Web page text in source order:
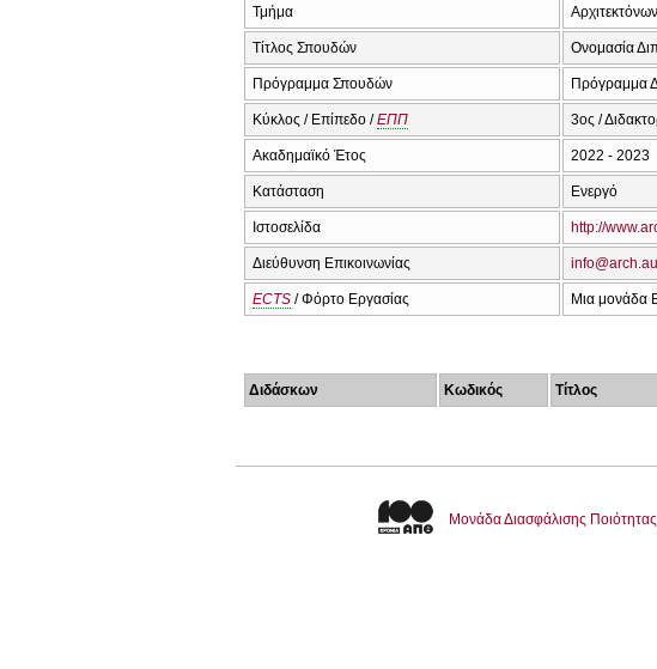
Τμήμα
Τίτλος Σπουδών Ονομασία
Πρόγραμμα Σπουδών Πρόγραμμα
Κύκλος / Επίπεδο /ΕΠΠ 3ος /
Ακαδημαϊκό Έτος 2022 - 2023
Κατάσταση Ενεργό
Ιστοσελίδα http://
Διεύθυνση Επικοινωνίας
ECTS / Φόρτο Εργασίας Μια μονάδα
Διδάσκων Κωδικός Τίτλος
Μονάδα Διασφάλισης Ποιότητας